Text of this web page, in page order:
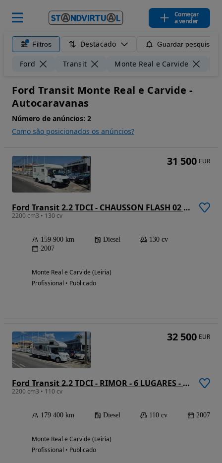
Começar
a vender
Filtros Destacado Guardar pesquisa
Ford Transit Monte Real e Carvide
Ford Transit Monte Real e Carvide -
Autocaravanas
Número de anúncios: 2
Como são posicionados os anúncios?
Ford Transit 2.2 TDCI - CHAUSSON FLASH 02 - 4 LUGARES - 4 DORMIDAS
2200 cm3 • 130 cv
159 900 km Diesel
130 cv
2007
Monte Real e Carvide (Leiria)
Profissional • Publicado
31 500 EUR
Ford Transit 2.2 TDCI - RIMOR - 6 LUGARES - 6 DORMIDAS
2200 cm3 • 110 cv
179 400 km Diesel 110 cv 2007
Monte Real e Carvide (Leiria)
Profissional • Publicado
32 500 EUR